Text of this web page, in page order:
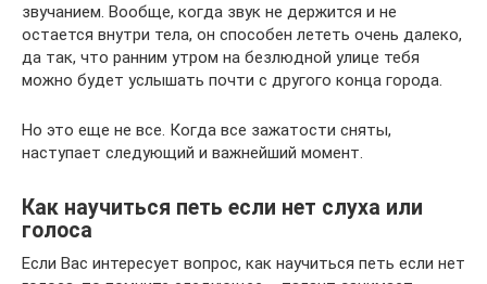
звучанием. Вообще, когда звук не держится и не
остается внутри тела, он способен лететь очень далеко,
да так, что ранним утром на безлюдной улице тебя
можно будет услышать почти с другого конца города.
Но это еще не все. Когда все зажатости сняты,
наступает следующий и важнейший момент.
Как научиться петь если нет слуха или
голоса
Если Вас интересует вопрос, как научиться петь если нет